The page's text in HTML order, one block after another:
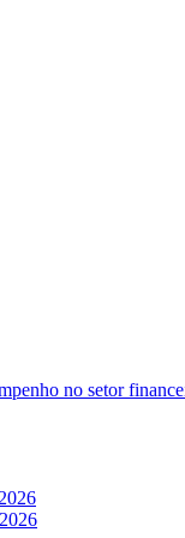
no setor